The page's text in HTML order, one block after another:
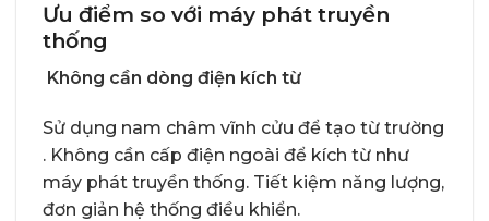
Ưu điểm so với máy phát truyền
thống
Không cần dòng điện kích từ
Sử dụng nam châm vĩnh cửu để tạo từ trường
. Không cần cấp điện ngoài để kích từ như
máy phát truyền thống. Tiết kiệm năng lượng,
đơn giản hệ thống điều khiển.